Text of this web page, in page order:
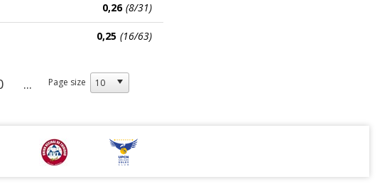
0,26 (8/31)
0,25 (16/63)
... Page size